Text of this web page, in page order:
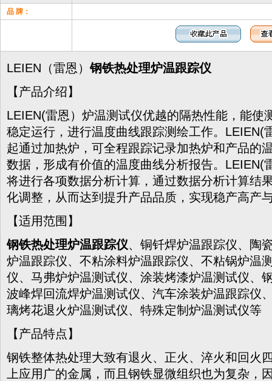
品 牌：
LEIEN（雷恩）钢铁热处理炉温跟踪仪
【产品介绍】
LEIEN(雷恩）炉温测试仪优越的隔热性能，能使
稳定运行，进行温度曲线跟踪测绘工作。LEIEN(
起通过加热炉，可全程跟踪记录加热炉和产品的
数据，形成有价值的温度曲线分析报告。LEIEN(
将进行各项数据分析计算，通过数据分析计算结
化调整，从而达到提升产品品质，实现稳产高产
【适用范围】
钢铁热处理炉温跟踪仪、铜钎焊炉温跟踪仪、陶
炉温跟踪仪、不粘涂料炉温跟踪仪、不粘锅炉温
仪、马弗炉炉温测试仪、涂装烤漆炉温测试仪、
波峰焊回流焊炉温测试仪、汽车涂装炉温跟踪仪
璃烤花退火炉温测试仪、特殊定制炉温测试仪等
【产品特点】
钢铁整体热处理大致有退火、正火、淬火和回火
上应用广的金属，而且钢铁显微组织也为复杂，